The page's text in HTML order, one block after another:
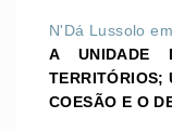
N'Dá Lussolo
A UNIDADE
TERRITÓRIOS;
COESÃO E O